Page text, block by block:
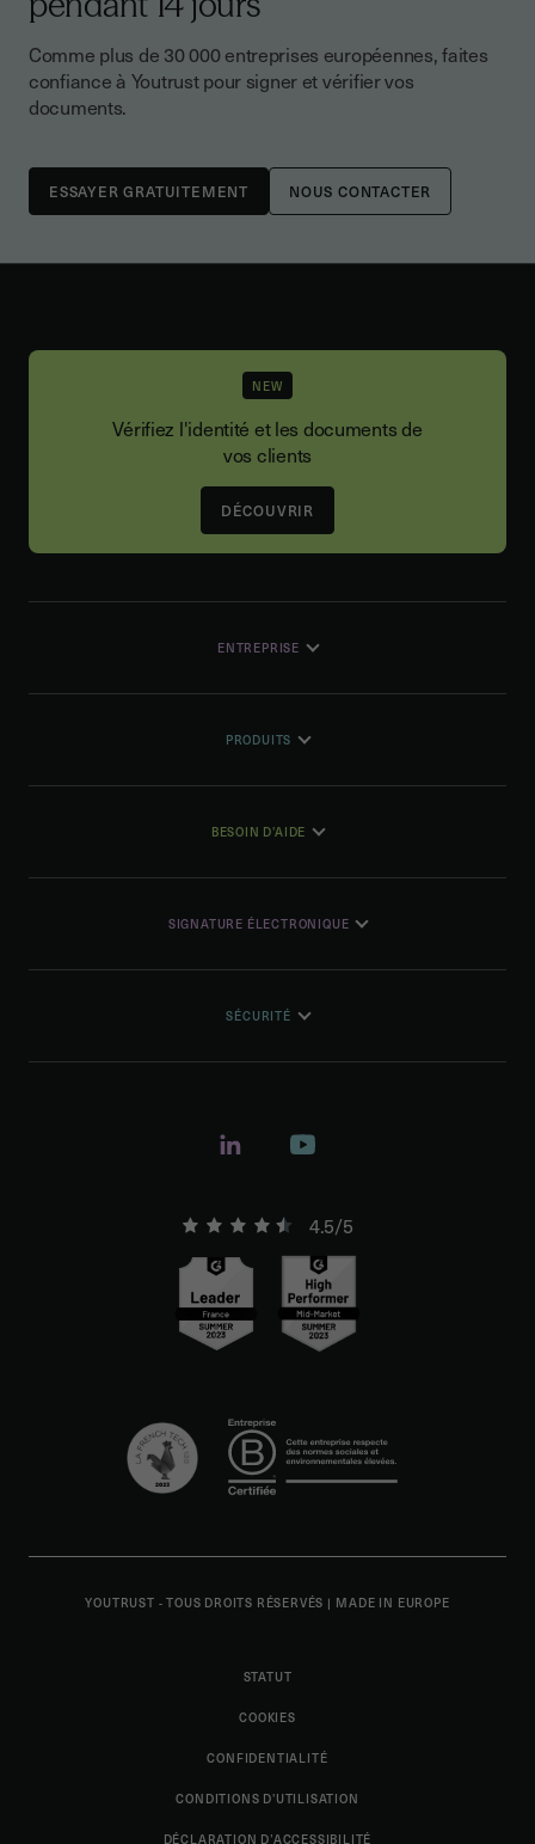
Comme plus de 30 000 entreprises européennes, faites
confiance à Youtrust pour signer et vérifier vos
documents.
NOUS CONTACTER
NEW
Vérifiez l'identité et les documents de
vos clients
DÉCOUVRIR
ENTREPRISE
PRODUITS
BESOIN D'AIDE
SIGNATURE ÉLECTRONIQUE
SÉCURITÉ
4.5/5
YOUTRUST - TOUS DROITS RÉSERVÉS | MADE IN EUROPE
STATUT
COOKIES
CONFIDENTIALITÉ
CONDITIONS D'UTILISATION
DÉCLARATION D’ACCESSIBILITÉ